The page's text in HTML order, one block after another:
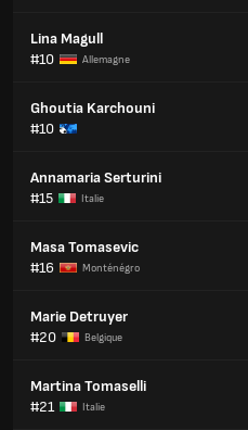
Lina Magull
#10
Allemagne
Ghoutia Karchouni
#10
Annamaria Serturini
#15
Italie
Masa Tomasevic
#16
Monténégro
Marie Detruyer
#20
Belgique
Martina Tomaselli
#21
Italie